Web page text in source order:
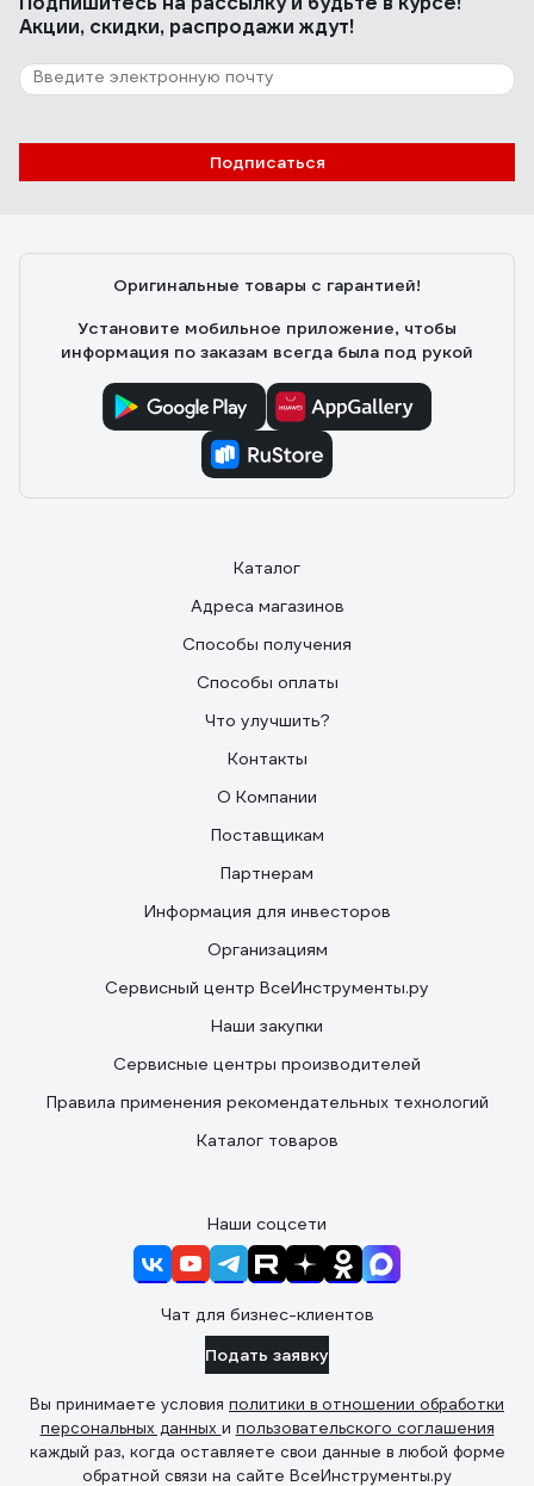
Акции, скидки, распродажи ждут!
Подписаться
Оригинальные товары с гарантией!
Установите мобильное приложение, чтобы
информация по заказам всегда была под рукой
Каталог
Адреса магазинов
Способы получения
Способы оплаты
Что улучшить?
Контакты
О Компании
Поставщикам
Партнерам
Информация для инвесторов
Организациям
Сервисный центр ВсеИнструменты.ру
Наши закупки
Сервисные центры производителей
Правила применения рекомендательных технологий
Каталог товаров
Наши соцсети
Чат для бизнес-клиентов
Подать заявку
Вы принимаете условия политики в отношении обработки
персональных данных и пользовательского соглашения
каждый раз, когда оставляете свои данные в любой форме
обратной связи на сайте ВсеИнструменты.ру